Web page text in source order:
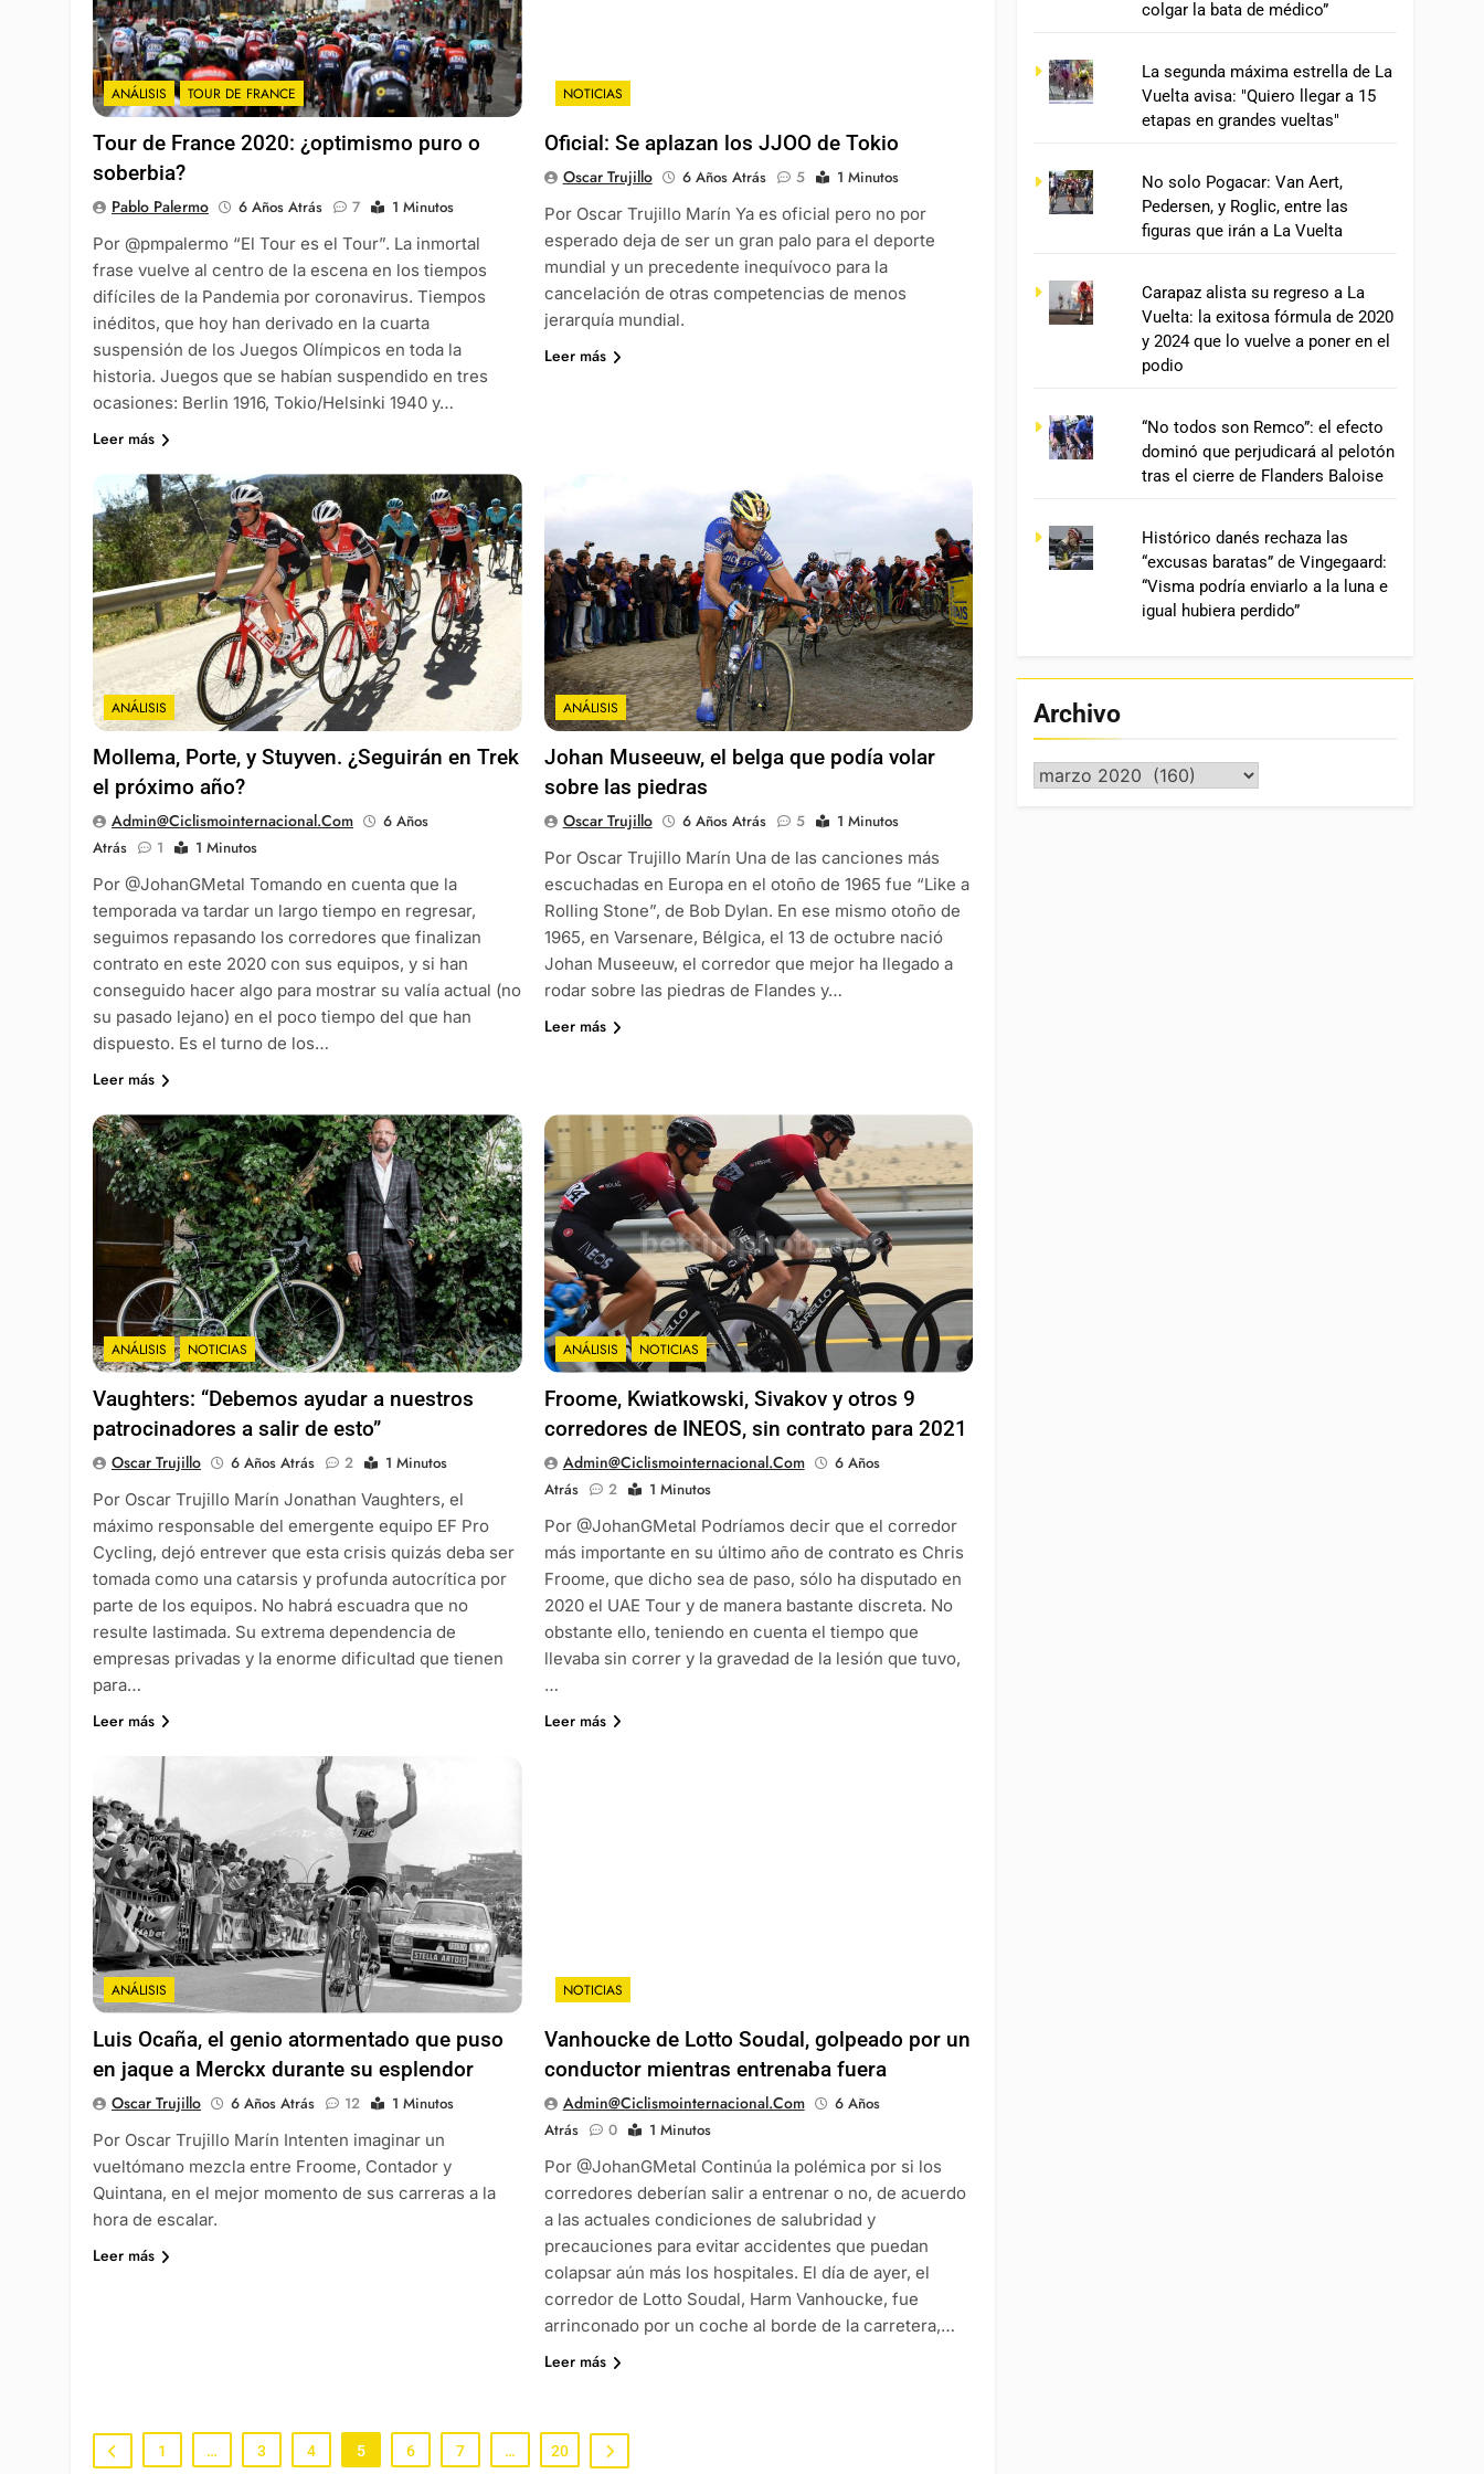
ANÁLISIS TOUR DE FRANCE
Tour de France 2020: ¿optimismo puro o
soberbia?
Pablo Palermo 6 Años Atrás 7
1 Minutos
Por @pmpalermo “El Tour es el Tour”. La inmortal
frase vuelve al centro de la escena en los tiempos
difíciles de la Pandemia por coronavirus. Tiempos
inéditos, que hoy han derivado en la cuarta
suspensión de los Juegos Olímpicos en toda la
historia. Juegos que se habían suspendido en tres
ocasiones: Berlin 1916, Tokio/Helsinki 1940 y…
Leer más
NOTICIAS
Oficial: Se aplazan los JJOO de Tokio
Oscar Trujillo 6 Años Atrás 5
1 Minutos
Por Oscar Trujillo Marín Ya es oficial pero no por
esperado deja de ser un gran palo para el deporte
mundial y un precedente inequívoco para la
cancelación de otras competencias de menos
jerarquía mundial.
Leer más
ANÁLISIS
Mollema, Porte, y Stuyven. ¿Seguirán en Trek
el próximo año?
Admin@ciclismointernacional.com
6 Años
Atrás
1
1 Minutos
Por @JohanGMetal Tomando en cuenta que la
temporada va tardar un largo tiempo en regresar,
seguimos repasando los corredores que finalizan
contrato en este 2020 con sus equipos, y si han
conseguido hacer algo para mostrar su valía actual (no
su pasado lejano) en el poco tiempo del que han
dispuesto. Es el turno de los…
Leer más
ANÁLISIS
Johan Museeuw, el belga que podía volar
sobre las piedras
Oscar Trujillo 6 Años Atrás 5
1 Minutos
Por Oscar Trujillo Marín Una de las canciones más
escuchadas en Europa en el otoño de 1965 fue “Like a
Rolling Stone”, de Bob Dylan. En ese mismo otoño de
1965, en Varsenare, Bélgica, el 13 de octubre nació
Johan Museeuw, el corredor que mejor ha llegado a
rodar sobre las piedras de Flandes y…
Leer más
ANÁLISIS NOTICIAS
Vaughters: “Debemos ayudar a nuestros
patrocinadores a salir de esto”
Oscar Trujillo 6 Años Atrás 2
1 Minutos
Por Oscar Trujillo Marín Jonathan Vaughters, el
máximo responsable del emergente equipo EF Pro
Cycling, dejó entrever que esta crisis quizás deba ser
tomada como una catarsis y profunda autocrítica por
parte de los equipos. No habrá escuadra que no
resulte lastimada. Su extrema dependencia de
empresas privadas y la enorme dificultad que tienen
para…
Leer más
ANÁLISIS NOTICIAS
Froome, Kwiatkowski, Sivakov y otros 9
corredores de INEOS, sin contrato para 2021
Admin@ciclismointernacional.com
6 Años
Atrás
2
1 Minutos
Por @JohanGMetal Podríamos decir que el corredor
más importante en su último año de contrato es Chris
Froome, que dicho sea de paso, sólo ha disputado en
2020 el UAE Tour y de manera bastante discreta. No
obstante ello, teniendo en cuenta el tiempo que
llevaba sin correr y la gravedad de la lesión que tuvo,
…
Leer más
ANÁLISIS
Luis Ocaña, el genio atormentado que puso
en jaque a Merckx durante su esplendor
Oscar Trujillo 6 Años Atrás 12
1 Minutos
Por Oscar Trujillo Marín Intenten imaginar un
vueltómano mezcla entre Froome, Contador y
Quintana, en el mejor momento de sus carreras a la
hora de escalar.
Leer más
NOTICIAS
Vanhoucke de Lotto Soudal, golpeado por un
conductor mientras entrenaba fuera
Admin@ciclismointernacional.com
6 Años
Atrás
0
1 Minutos
Por @JohanGMetal Continúa la polémica por si los
corredores deberían salir a entrenar o no, de acuerdo
a las actuales condiciones de salubridad y
precauciones para evitar accidentes que puedan
colapsar aún más los hospitales. El día de ayer, el
corredor de Lotto Soudal, Harm Vanhoucke, fue
arrinconado por un coche al borde de la carretera,…
Leer más
1 … 3 4 5 6 7 … 20
colgar la bata de médico”
La segunda máxima estrella de La
Vuelta avisa: "Quiero llegar a 15
etapas en grandes vueltas"
No solo Pogacar: Van Aert,
Pedersen, y Roglic, entre las
figuras que irán a La Vuelta
Carapaz alista su regreso a La
Vuelta: la exitosa fórmula de 2020
y 2024 que lo vuelve a poner en el
podio
“No todos son Remco”: el efecto
dominó que perjudicará al pelotón
tras el cierre de Flanders Baloise
Histórico danés rechaza las
“excusas baratas” de Vingegaard:
“Visma podría enviarlo a la luna e
igual hubiera perdido”
Archivo
Archivo